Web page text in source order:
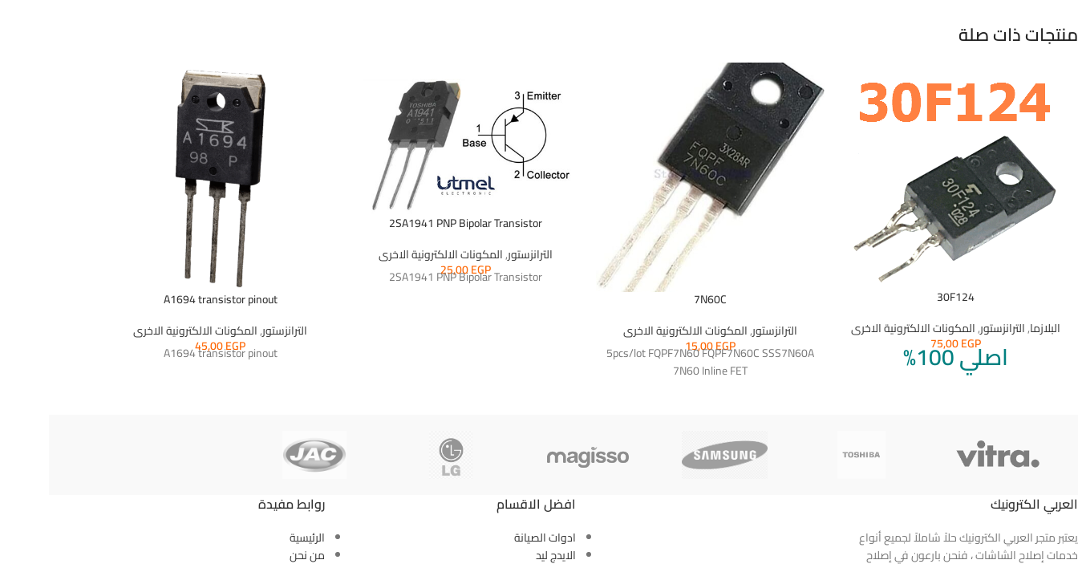
منتجات ذات صلة
30F124
البلازما,الترانزستور,المكونات الالكترونية الاخرى
75,00EGP
اصلي 100%
7N60C
الترانزستور,المكونات الالكترونية الاخرى
15,00EGP
5pcs/lot FQPF7N60 FQPF7N60C SSS7N60A
7N60 Inline FET
2SA1941 PNP Bipolar Transistor
الترانزستور,المكونات الالكترونية الاخرى
25,00EGP
2SA1941 PNP Bipolar Transistor
A1694 transistor pinout
الترانزستور,المكونات الالكترونية الاخرى
45,00EGP
A1694 transistor pinout
العربي الكترونيك
يعتبر متجر العربي الكترونيك حلاً شاملاً لجميع أنواع
خدمات إصلاح الشاشات ، فنحن بارعون في إصلاح
افضل الاقسام
ادوات الصيانة
الايدج ليد
روابط مفيدة
الرئيسية
من نحن